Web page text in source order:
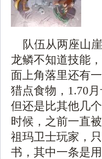
队伍从两座山
龙鳞不知道技能
面上角落里还有
猎点食物，1.70
但还是比其他几
时候，之前一直
祖玛卫士玩家，
书，其中一条是